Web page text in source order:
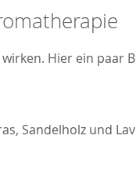
Hier ein paar
Sandelholz und